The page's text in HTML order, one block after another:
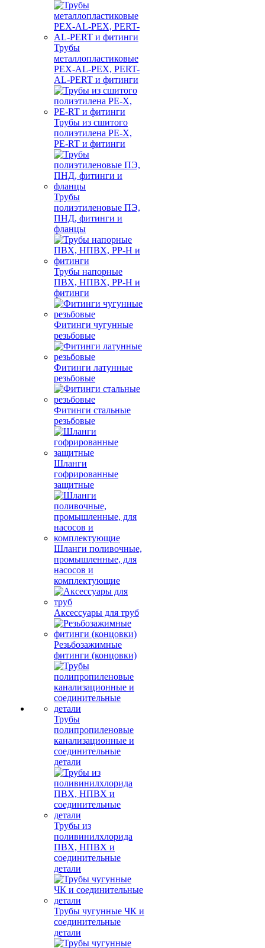
Трубы
металлопластиковые
PEX-AL-PEX, PERT-
AL-PERT и фитинги
Трубы из сшитого
полиэтилена PE-X,
PE-RT и фитинги
Трубы
полиэтиленовые ПЭ,
ПНД, фитинги и
фланцы
Трубы напорные
ПВХ, НПВХ, PP-H и
фитинги
Фитинги чугунные
резьбовые
Фитинги латунные
резьбовые
Фитинги стальные
резьбовые
Шланги
гофрированные
защитные
Шланги поливочные,
промышленные, для
насосов и
комплектующие
Аксессуары для труб
Резьбозажимные
фитинги (концовки)
Трубы
полипропиленовые
канализационные и
соединительные
детали
Трубы из
поливинилхлорида
ПВХ, НПВХ и
соединительные
детали
Трубы чугунные ЧК и
соединительные
детали